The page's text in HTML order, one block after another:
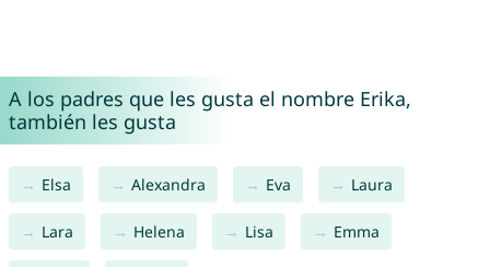
A los padres que les gusta el nombre Erika,
también les gusta
Elsa Alexandra Eva Laura
Lara Helena Lisa Emma